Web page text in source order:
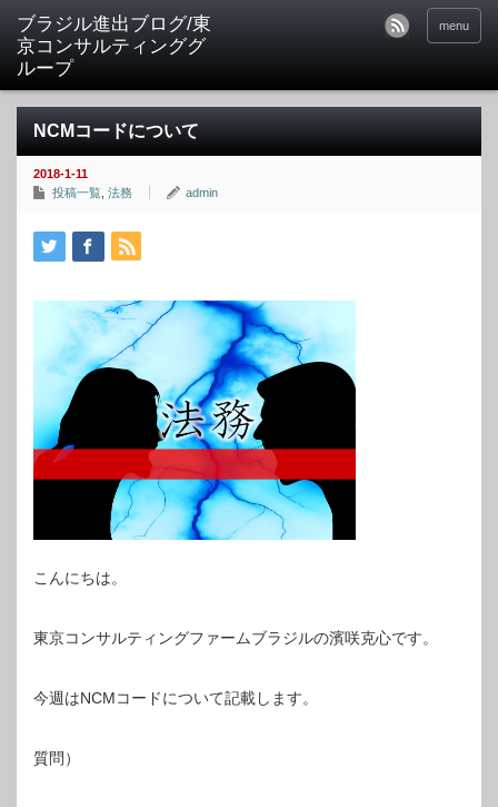
ブラジル進出ブログ/東
京コンサルティンググ
ループ
menu
NCMコードについて
2018-1-11
投稿一覧 法務 admin
こんにちは。
東京コンサルティングファームブラジルの濱咲克心です。
今週はNCMコードについて記載します。
質問）